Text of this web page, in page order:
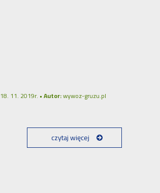
18. 11. 2019r. •Autor:wywoz-gruzu.pl
czytaj więcej